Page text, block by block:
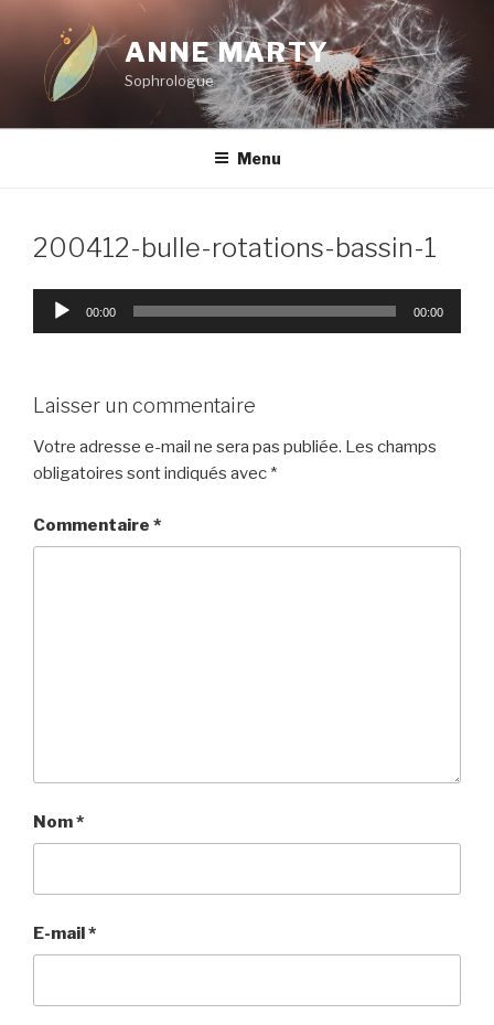
contenu
principal
ANNE MARTY
Sophrologue
Menu
200412-bulle-rotations-bassin-1
Lecteur
00:00 00:00
Laisser un commentaire
Votre adresse e-mail ne sera pas publiée. Les champs
obligatoires sont indiqués avec *
Commentaire *
Nom*
E-mail*